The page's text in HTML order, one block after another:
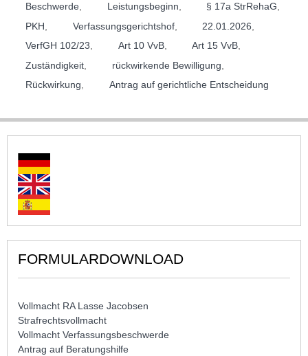
Beschwerde, Leistungsbeginn, § 17a StrRehaG,
PKH
Verfassungsgerichtshof, 22.01.2026
VerfGH 102/23
Art 10 VvB, Art 15 VvB
Zuständigkeit
rückwirkende Bewilligung
Rückwirkung
Antrag auf gerichtliche Entscheidung
FORMULARDOWNLOAD
Vollmacht RA Lasse Jacobsen
Strafrechtsvollmacht
Vollmacht Verfassungsbeschwerde
Antrag auf Beratungshilfe